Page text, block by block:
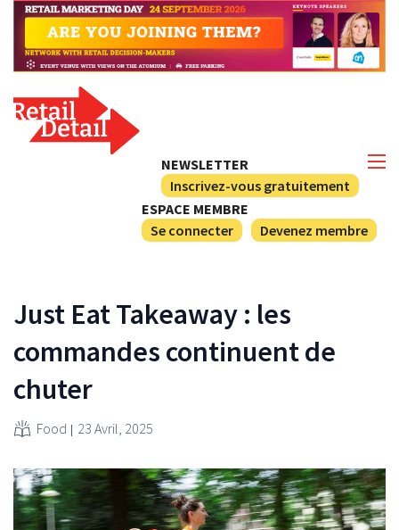
NEWSLETTER
Inscrivez-vous gratuitement
ESPACE MEMBRE
Se connecter
Devenez membre
Just Eat Takeaway : les
commandes continuent de
chuter
Food 23 Avril, 2025